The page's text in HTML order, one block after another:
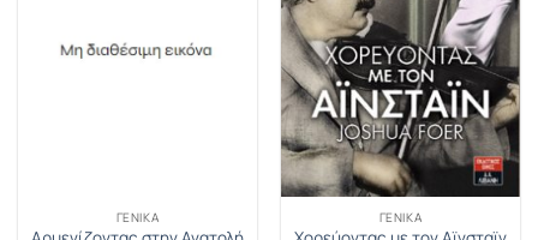
ΓΕΝΙΚΆ ΓΕΝΙΚΆ